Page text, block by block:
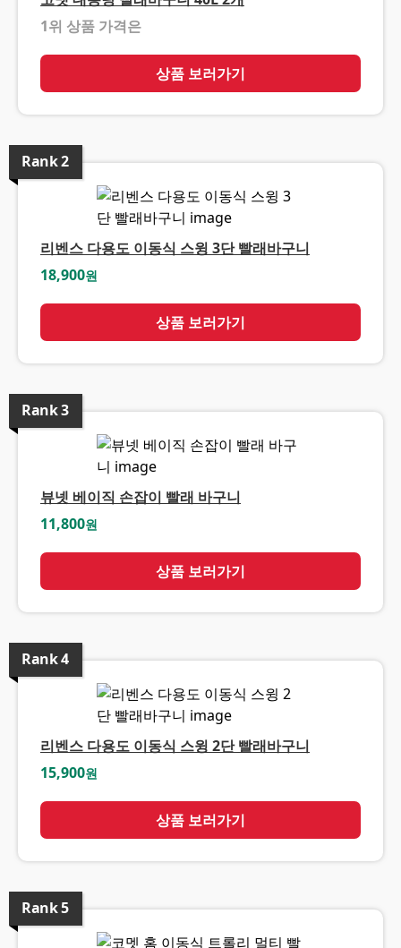
1위 상품 가격은
상품 보러가기
Rank2
리벤스 다용도 이동식 스윙 3단 빨래바구니
18,900원
상품 보러가기
Rank3
뷰넷 베이직 손잡이 빨래 바구니
11,800원
상품 보러가기
Rank4
리벤스 다용도 이동식 스윙 2단 빨래바구니
15,900원
상품 보러가기
Rank5